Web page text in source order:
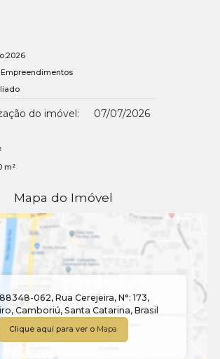
2026
Empreendimentos
do imóvel: 07/07/2026
m²
Mapa do Imóvel
88348-062, Rua Cerejeira, N°: 173,
, Camboriú, Santa Catarina, Brasil
Clique aqui para ver o Mapa